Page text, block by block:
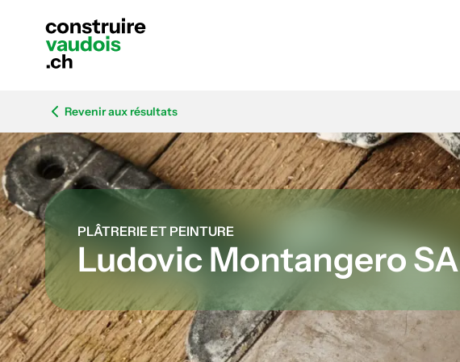
Revenir aux résultats
PLÂTRERIE ET PEINTURE
Ludovic Montangero SA